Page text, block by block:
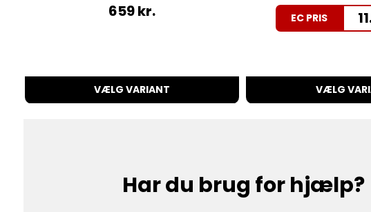
659kr.
VÆLG VARIANT
EC PRIS
VÆLG
Har du brug for hjælp?